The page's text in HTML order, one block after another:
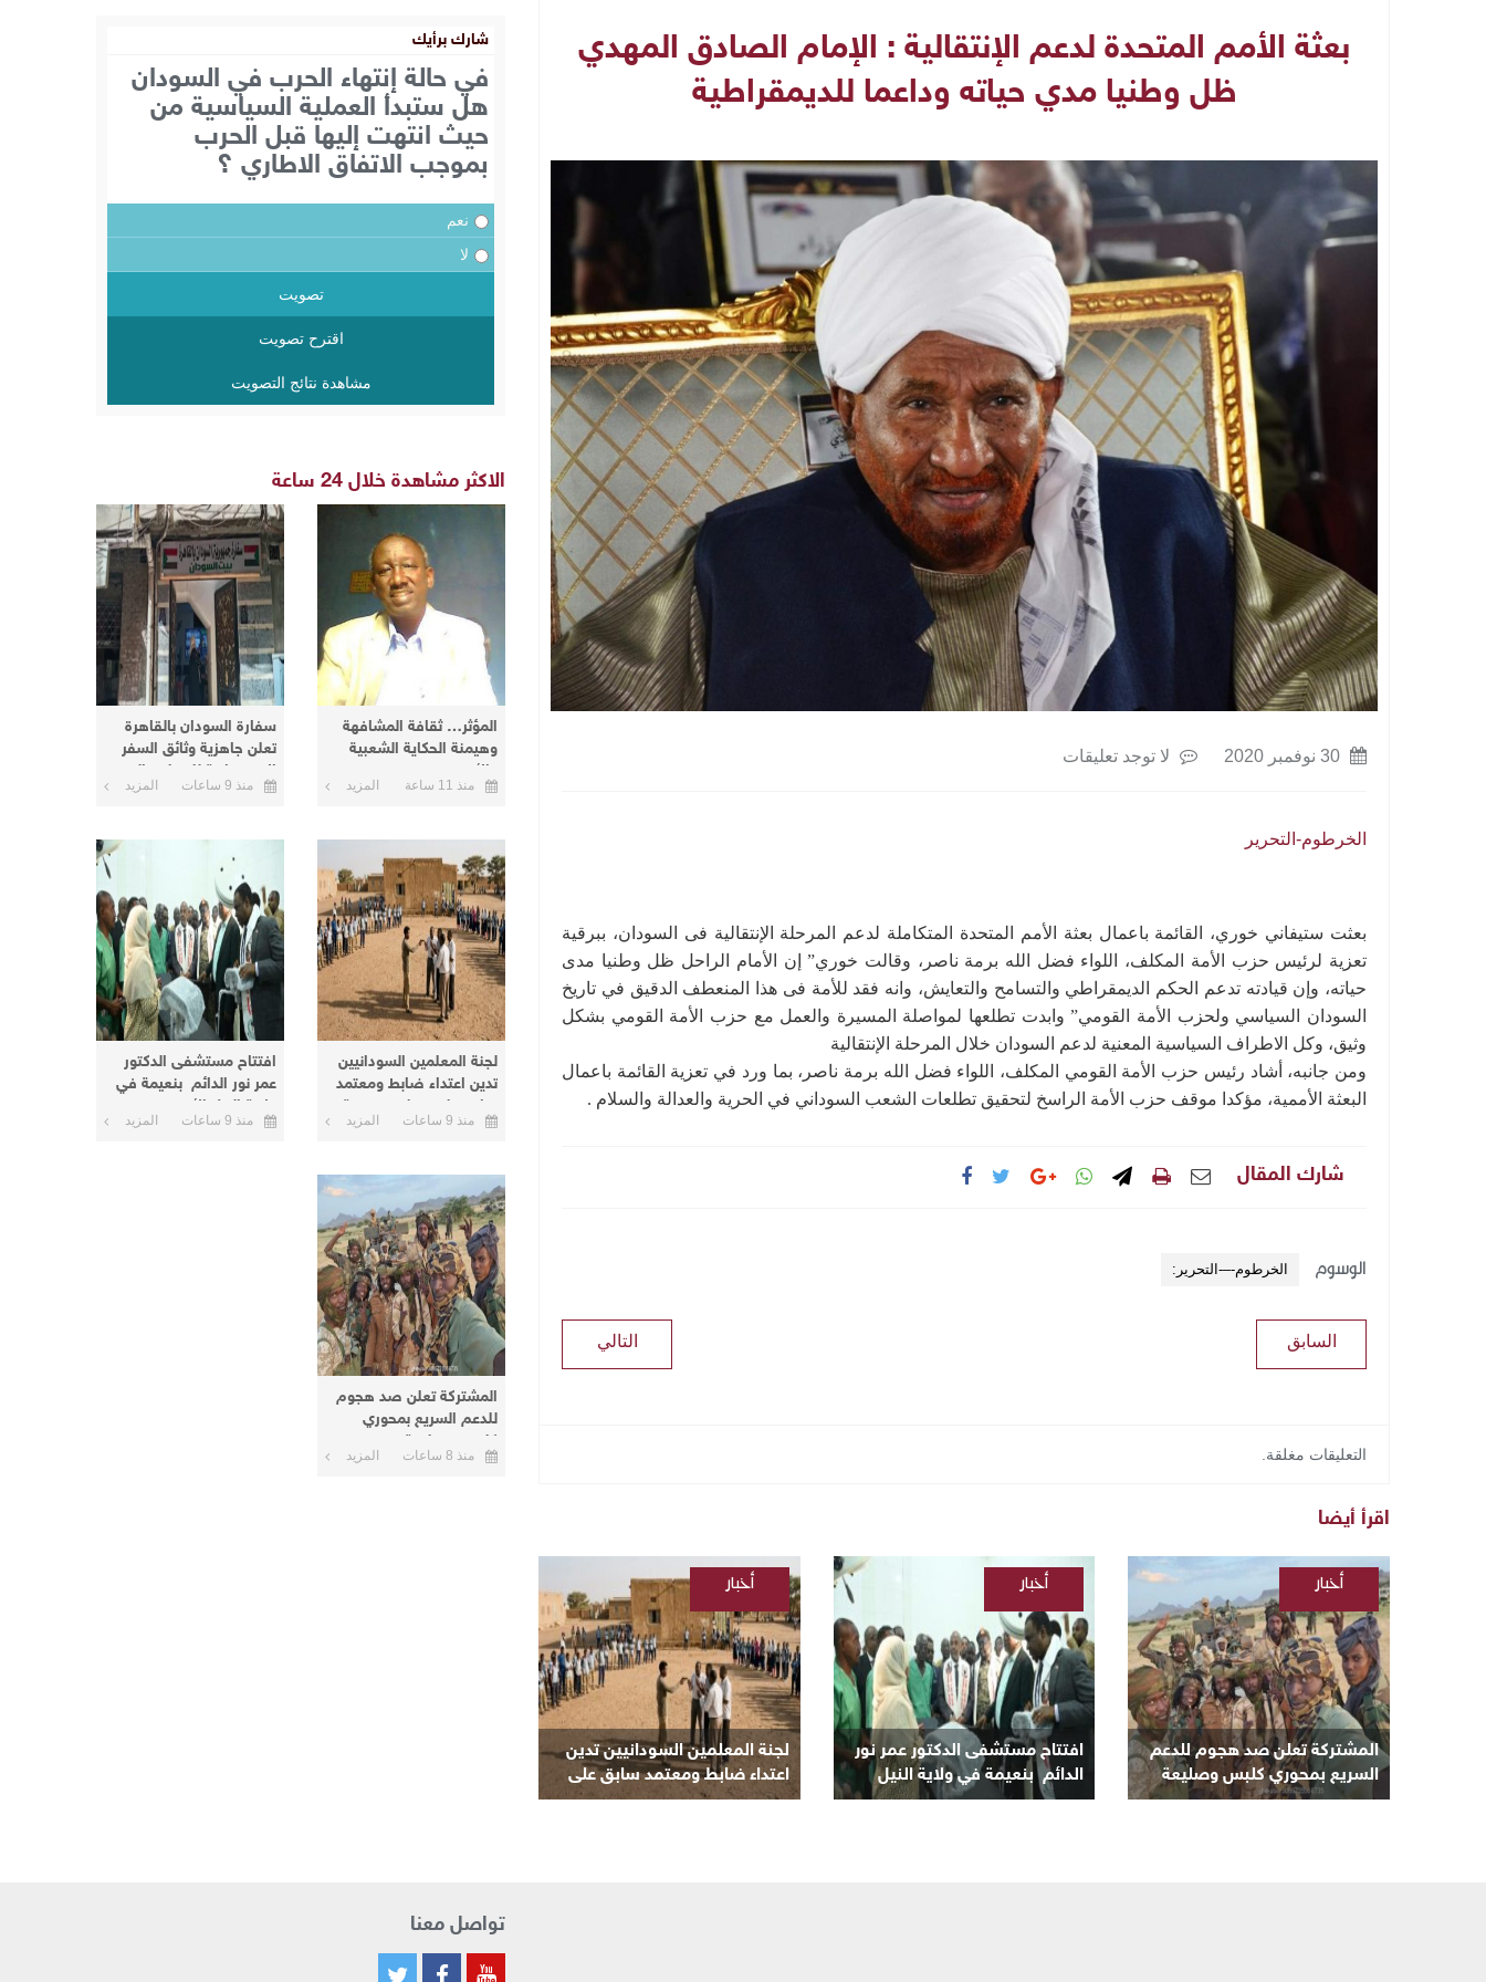
بعثة الأمم المتحدة لدعم الإنتقالية : الإمام الصادق المهدي
ظل وطنيا مدي حياته وداعما للديمقراطية
لا توجد تعليقات
الخرطوم-التحرير
بعثت ستيفاني خوري، القائمة باعمال بعثة الأمم المتحدة المتكاملة لدعم المرحلة الإنتقالية فى السودان، ببرقية
تعزية لرئيس حزب الأمة المكلف، اللواء فضل الله برمة ناصر، وقالت خوري” إن الأمام الراحل ظل وطنيا مدى
حياته، وإن قيادته تدعم الحكم الديمقراطي والتسامح والتعايش، وانه فقد للأمة فى هذا المنعطف الدقيق في تاريخ
السودان السياسي ولحزب الأمة القومي” وابدت تطلعها لمواصلة المسيرة والعمل مع حزب الأمة القومي بشكل
وثيق، وكل الاطراف السياسية المعنية لدعم السودان خلال المرحلة الإنتقالية
ومن جانبه، أشاد رئيس حزب الأمة القومي المكلف، اللواء فضل الله برمة ناصر، بما ورد في تعزية القائمة باعمال
البعثة الأممية، مؤكدا موقف حزب الأمة الراسخ لتحقيق تطلعات الشعب السوداني في الحرية والعدالة والسلام .
شارك المقال
الوسوم الخرطوم-–-التحرير:
التالي السابق
التعليقات مغلقة.
اقرأ أيضا
المشتركة تعلن صد هجوم للدعم
السريع بمحوري كلبس وصليعة
وتدمير والاستيلاء على ٦٥ عربة
أخبار
/
السودانية
افتتاح مستشفى الدكتور عمر نور
الدائم بنعيمة في ولاية النيل
الأبيض
أخبار
/
السودانية
لجنة المعلمين السودانيين تدين
اعتداء ضابط ومعتمد سابق على
معلم بمدرسة في كرري
أخبار
/
السودانية
شارك برأيك
في حالة إنتهاء الحرب في السودان
هل ستبدأ العملية السياسية من
حيث انتهت إليها قبل الحرب
بموجب الاتفاق الاطاري ؟
نعم
لا
تصويت
اقترح تصويت
مشاهدة نتائج التصويت
الاكثر مشاهدة خلال 24 ساعة
المؤثر… ثقافة المشافهة
وهيمنة الحكاية الشعبية
والأسطورة
منذ 11 ساعة المزيد
سفارة السودان بالقاهرة
تعلن جاهزية وثائق السفر
الاضطرارية للتسليم اليوم
منذ 9 ساعات المزيد
لجنة المعلمين السودانيين
تدين اعتداء ضابط ومعتمد
سابق على معلم بمدرسة
في كرري
منذ 9 ساعات المزيد
افتتاح مستشفى الدكتور
عمر نور الدائم بنعيمة في
ولاية النيل الأبيض
منذ 9 ساعات المزيد
المشتركة تعلن صد هجوم
للدعم السريع بمحوري
كلبس وصليعة وتدمير
والاستيلاء على ٦٥ عربة
منذ 8 ساعات المزيد
تواصل معنا